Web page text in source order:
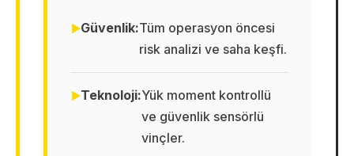
Güvenlik:Tüm operasyon öncesi
risk analizi ve saha keşfi.
Teknoloji:Yük moment kontrollü
ve güvenlik sensörlü
vinçler.